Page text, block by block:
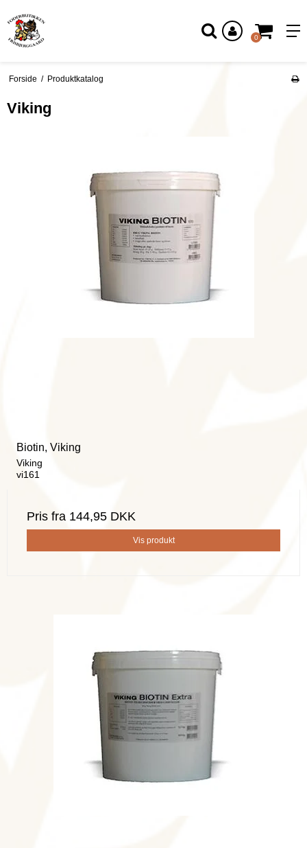
Log ind
0
Forside / Produktkatalog
Viking
Biotin, Viking
Viking
vi161
Pris fra 144,95 DKK
Vis produkt